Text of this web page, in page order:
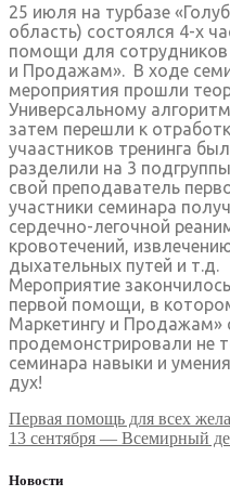
25 июля на турбазе
область) состоялся 4-х
помощи для
и Продажам». В ходе
мероприятия прошли
Универсальному
затем перешли к
учаастников тренинга
разделили на 3
свой преподаватель
участники семинара
сердечно-легочной
кровотечений,
дыхательных путей и т.д.
Мероприятие
первой помощи, в
Маркетингу и Продажам»
продемонстрировали не
семинара навыки и
дух!
Навигация
по
записям
Первая помощь для всех
13 сентября — Всемирный
Новости